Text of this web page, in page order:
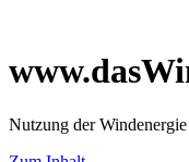
Nutzung der